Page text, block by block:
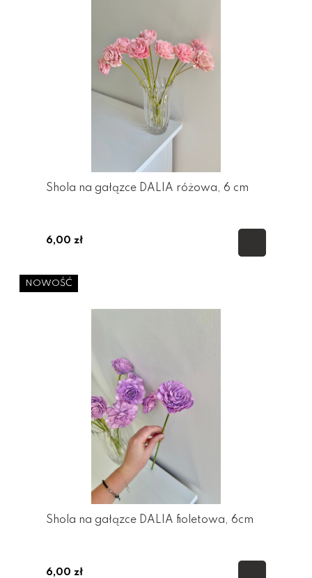
Shola na gałązce DALIA różowa, 6 cm
6,00 zł
Shola na gałązce DALIA fioletowa, 6cm
6,00 zł
NOWOŚĆ